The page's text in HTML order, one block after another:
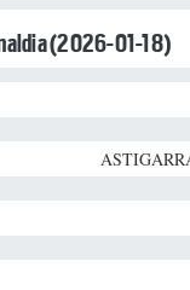
(2026-01-18)